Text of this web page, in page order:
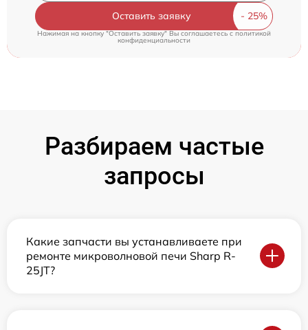
Оставить заявку
Нажимая на кнопку "Оставить заявку" Вы соглашаетесь cполитикой
конфиденциальности
Разбираем частые
запросы
Какие запчасти вы устанавливаете при
ремонте микроволновой печи Sharp R-
25JT?